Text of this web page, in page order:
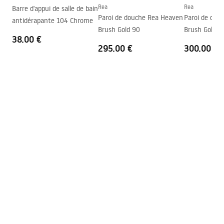
Réglage de pression
Système Anti-calcaire
Oui
Technologie du revêtement
150mm
Instructions de montage
shower_set.pdf
Barre d'appui de salle de bain
antidérapante 104 Chrome
38.00 €
Rea
Paroi de douche Rea Heaven
Brush Gold 90
295.00 €
Rea
Paroi de
Brush Gold
300.00 €